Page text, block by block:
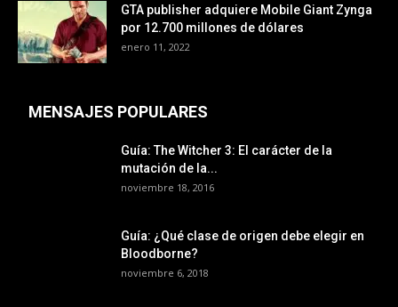
GTA publisher adquiere Mobile Giant Zynga
por 12.700 millones de dólares
enero 11, 2022
MENSAJES POPULARES
Guía: The Witcher 3: El carácter de la
mutación de la...
noviembre 18, 2016
Guía: ¿Qué clase de origen debe elegir en
Bloodborne?
noviembre 6, 2018